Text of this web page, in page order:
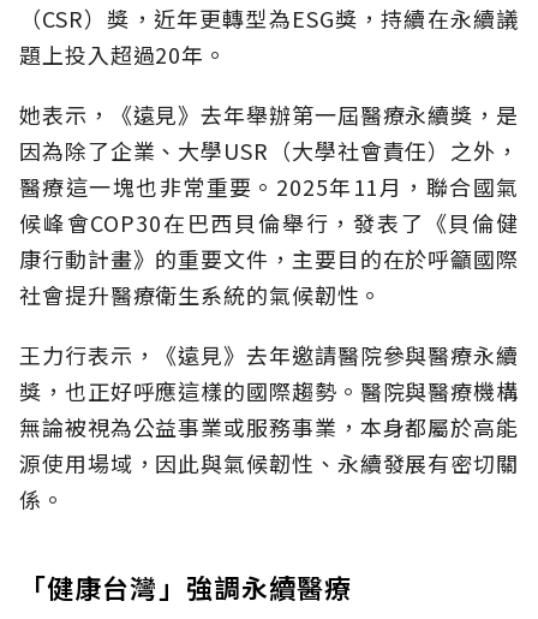
（CSR）獎，近年更轉型為ESG獎，持續在永續議
題上投入超過20年。
她表示，《遠見》去年舉辦第一屆醫療永續獎，是
因為除了企業、大學USR（大學社會責任）之外，
醫療這一塊也非常重要。2025年11月，聯合國氣
候峰會COP30在巴西貝倫舉行，發表了《貝倫健
康行動計畫》的重要文件，主要目的在於呼籲國際
社會提升醫療衛生系統的氣候韌性。
王力行表示，《遠見》去年邀請醫院參與醫療永續
獎，也正好呼應這樣的國際趨勢。醫院與醫療機構
無論被視為公益事業或服務事業，本身都屬於高能
源使用場域，因此與氣候韌性、永續發展有密切關
係。
「健康台灣」強調永續醫療